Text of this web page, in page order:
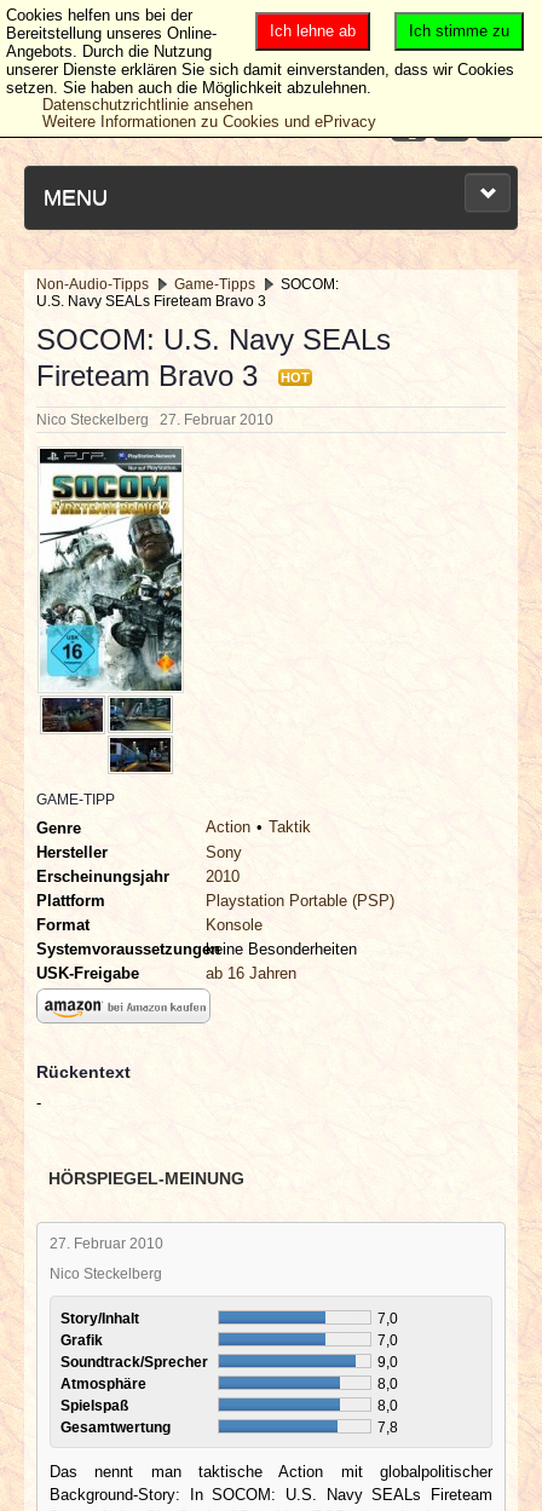
MENU
NEUESTE ARTIKEL
NEWS & DATES
BERICHTE
VERLOSUNGEN
INTERVIEWS
SPECIALS
REDAKTION
ARCHIV
Non-Audio-Tipps Game-Tipps
SOCOM:
U.S. Navy SEALs Fireteam Bravo 3
SOCOM: U.S. Navy SEALs
Fireteam Bravo 3
HOT
Nico Steckelberg 27. Februar 2010
GAME-TIPP
Genre Action
Taktik
Hersteller
Sony
Erscheinungsjahr
2010
Plattform
Playstation Portable (PSP)
Format
Konsole
Systemvoraussetzungenkeine Besonderheiten
USK-Freigabe
ab 16 Jahren
Rückentext
-
HÖRSPIEGEL-MEINUNG
27. Februar 2010
Nico Steckelberg
Story/Inhalt
7,0
Grafik
7,0
Soundtrack/Sprecher
9,0
Atmosphäre
8,0
Spielspaß
8,0
Gesamtwertung
7,8
Das nennt man taktische Action mit globalpolitischer
Background-Story: In SOCOM: U.S. Navy SEALs Fireteam
Ich stimme zu
Ich lehne ab
Cookies helfen uns bei der
Bereitstellung unseres Online-
Angebots. Durch die Nutzung
unserer Dienste erklären Sie sich damit einverstanden, dass wir Cookies
setzen. Sie haben auch die Möglichkeit abzulehnen.
Datenschutzrichtlinie ansehen
Weitere Informationen zu Cookies und ePrivacy